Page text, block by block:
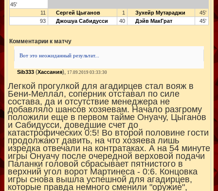
45'
11
Сергей Цыганов 1 Зухейр Мутараджи
45'
93
Джошуа Сабидусси 40 Дэйв МакГрат 45'
Комментарии к матчу
Вот это неожиданный результат...
Sib333(Хассания), 17.09.2019 03:33:30
Легкой прогулкой для агадирцев стал вояж в
Бени-Меллал, соперник отставал по силе
состава, да и отсутствие менеджера не
добавляло шансов хозяевам. Начало разгрому
положили еще в первом тайме Онуачу, Цыганов
и Сабидусси, доведшие счет до
катастрофических 0:5! Во второй половине гости
продолжают давить, на что хозяева лишь
изредка отвечали на контратаках. А на 54 минуте
игры Онуачу после очередной верховой подачи
Паланки головой сбрасывает пятнистого в
верхний угол ворот Мартинеса - 0:6. Концовка
игры снова вышла успешной для агадирцев,
которые правда немного сменили "оружие",